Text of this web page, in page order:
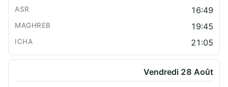
16:49
19:45
21:05
Vendredi 28 Août